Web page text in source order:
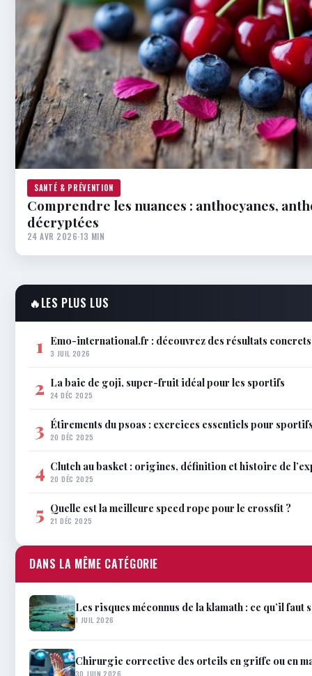
SANTÉ & PRÉVENTION
Comprendre les nuances : anthocyanes,
décryptées
24 AVR 2026·13 MIN
🔥LES PLUS LUS
1 Emo-international.fr : découvrez des résultats
3 JUIL 2026
2 La baie de goji, super-fruit idéal pour les sportifs
24 DÉC 2025
3 Étirements du psoas : exercices essentiels pour
20 DÉC 2025
4 Clutch au basket : origines, définition et histoire de
20 DÉC 2025
5 Quelle est la meilleure speed rope pour le crossfit ?
21 DÉC 2025
DANS LA MÊME CATÉGORIE
Les risques méconnus de la klamath : ce qu’il faut
1 JUIL 2026
Chirurgie corrective des orteils en griffe ou en
30 JUIN 2026